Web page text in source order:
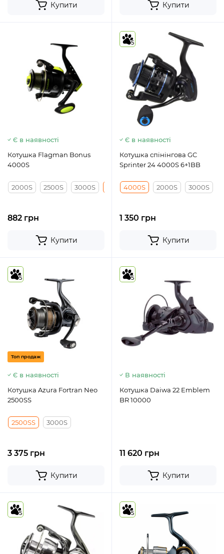
Купити Купити
Є в наявності
Котушка Flagman Bonus
4000S
2000S 2500S 3000S 4000S 5000S
882 грн
Купити
5
Є в наявності
Кoтушка спінінгова GC
Sprinter 24 4000S 6+1BB
4000S 2000S 3000S
1 350 грн
Купити
5
Топ продаж
Є в наявності
Котушка Azura Fortran Neo
2500SS
2500SS 3000S
3 375 грн
Купити
5
В наявності
Котушка Daiwa 22 Emblem
BR 10000
11 620 грн
Купити
5 5